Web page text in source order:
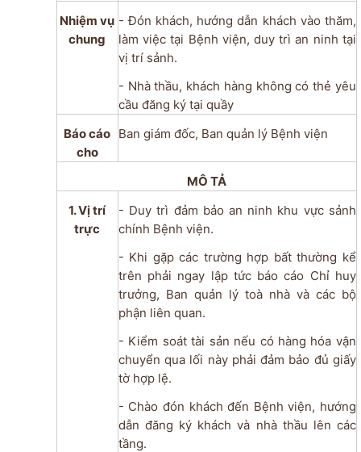
Nhiệm vụ
chung
- Đón khách, hướng dẫn khách vào thăm,
làm việc tại Bệnh viện, duy trì an ninh tại
vị trí sảnh.
- Nhà thầu, khách hàng không có thẻ yêu
cầu đăng ký tại quầy
Báo cáo
cho
Ban giám đốc, Ban quản lý Bệnh viện
MÔ TẢ
1. Vị trí
trực
- Duy trì đảm bảo an ninh khu vực sảnh
chính Bệnh viện.
- Khi gặp các trường hợp bất thường kể
trên phải ngay lập tức báo cáo Chỉ huy
trưởng, Ban quản lý toà nhà và các bộ
phận liên quan.
- Kiểm soát tài sản nếu có hàng hóa vận
chuyển qua lối này phải đảm bảo đủ giấy
tờ hợp lệ.
- Chào đón khách đến Bệnh viện, hướng
dẫn đăng ký khách và nhà thầu lên các
tầng.